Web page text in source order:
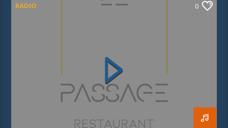
RADIO 0